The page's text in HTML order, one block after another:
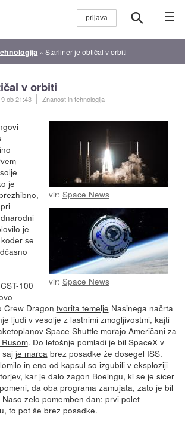
☰
»Starliner je obtičal v orbiti
v orbiti
ob 21:43 Znanost in tehnologija
vir: Space News
vir: Space News
je
pri
je
se
100
Crew Dragon tvorita temelje Nasinega načrta
ljudi v vesolje z lastnimi zmogljivostmi, kajti
Space Shuttle morajo Američani za
. Do letošnje pomladi je bil SpaceX v
saj je marca brez posadke že dosegel ISS.
in eno od kapsul so izgubiliv eksploziji
kar je dalo zagon Boeingu, ki se je sicer
da oba programa zamujata, zato je bil
zelo pomemben dan: prvi polet
to pot še brez posadke.